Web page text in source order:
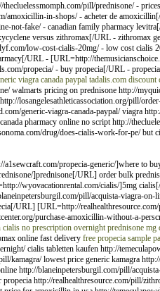
pill/prednisone/ -
amoxicillin-in-shops/ - acheter de
not-fake/ - canadian family pharmacy
versus zithromax[/URL - zithromax
low-cost-cialis-20mg/ - low cost
URL - [URL=http://
propecia/ - buy propecia[/URL -
viagra canada paypal tadalis.com discount
walmarts pricing on prednisone http://
losangelesathleticassociation.org/pill/
generic-viagra-canada-paypal/ viagra
pharmacy online no script http://
drug/does-cialis-work-for-pe/ but
propecia-generic/]where
]prednisone[/URL] order bulk
wyovacationrental.com/cialis/]5mg
pill/acquista-viagra-
URL] [URL=http://
purchase-amoxicillin-without-a-
cialis no prescription overnight prednisone mg
online fast delivery free propecia sample
cialis tabletten kaufen http://
kamagra/ lowest price generic kamagra
http://blaneinpetersburgil.com/pill/
http://realhealthresource.com/pill/